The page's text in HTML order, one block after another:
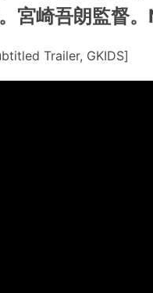
宮崎吾朗監督
Trailer, GKIDS]